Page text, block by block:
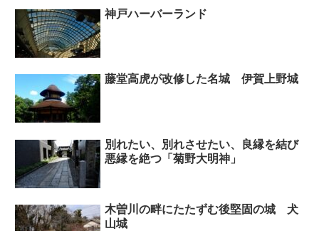
神戸ハーバーランド
藤堂高虎が改修した名城 伊賀上野城
別れたい、別れさせたい、良縁を結び
悪縁を絶つ「菊野大明神」
木曽川の畔にたたずむ後堅固の城 犬
山城